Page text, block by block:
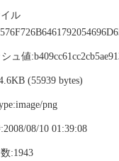
ル
ュ値
(55939 bytes)
png
08/10 01:39:08
:1943